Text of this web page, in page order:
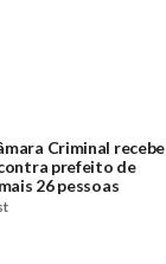
Criminal recebe
prefeito de
26 pessoas